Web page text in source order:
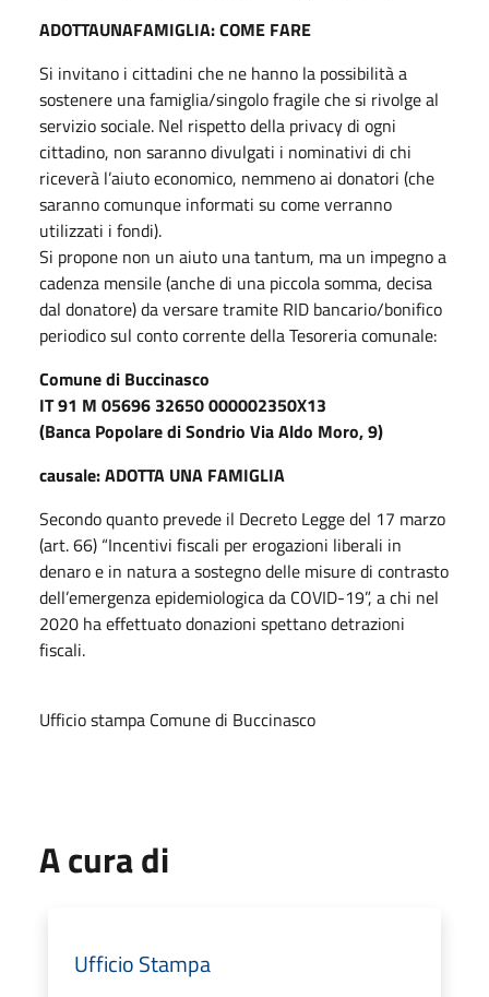
ADOTTAUNAFAMIGLIA: COME FARE
Si invitano i cittadini che ne hanno la possibilità a
sostenere una famiglia/singolo fragile che si rivolge al
servizio sociale. Nel rispetto della privacy di ogni
cittadino, non saranno divulgati i nominativi di chi
riceverà l’aiuto economico, nemmeno ai donatori (che
saranno comunque informati su come verranno
utilizzati i fondi).
Si propone non un aiuto una tantum, ma un impegno a
cadenza mensile (anche di una piccola somma, decisa
dal donatore) da versare tramite RID bancario/bonifico
periodico sul conto corrente della Tesoreria comunale:
Comune di Buccinasco
IT 91 M 05696 32650 000002350X13
(Banca Popolare di Sondrio Via Aldo Moro, 9)
causale: ADOTTA UNA FAMIGLIA
Secondo quanto prevede il Decreto Legge del 17 marzo
(art. 66) “Incentivi fiscali per erogazioni liberali in
denaro e in natura a sostegno delle misure di contrasto
dell’emergenza epidemiologica da COVID-19”, a chi nel
2020 ha effettuato donazioni spettano detrazioni
fiscali.
Ufficio stampa Comune di Buccinasco
A cura di
Ufficio Stampa